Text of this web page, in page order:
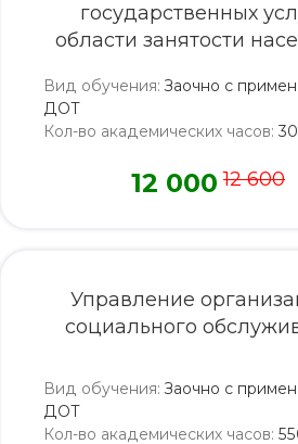
государственных
области занятости
Вид обучения: Заочно с
ДОТ
Кол-во академических часов:
12 000 12 600
Управление
социального
Вид обучения: Заочно с
ДОТ
Кол-во академических часов: